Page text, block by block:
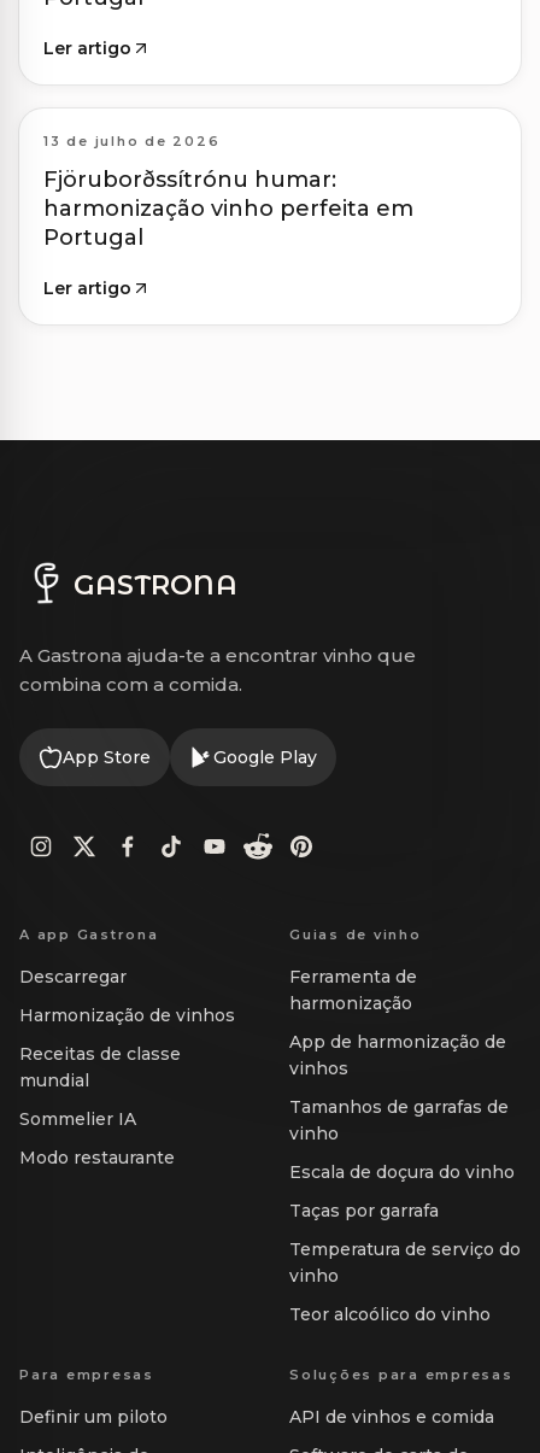
Ler artigo
13 de julho de 2026
Fjöruborðssítrónu humar:
harmonização vinho perfeita em
Portugal
Ler artigo
GASTRONA
A Gastrona ajuda-te a encontrar vinho que
combina com a comida.
App Store Google Play
A app Gastrona
Descarregar
Harmonização de vinhos
Receitas de classe
mundial
Sommelier IA
Modo restaurante
Guias de vinho
Ferramenta de
harmonização
App de harmonização de
vinhos
Tamanhos de garrafas de
vinho
Escala de doçura do vinho
Taças por garrafa
Temperatura de serviço do
vinho
Teor alcoólico do vinho
Para empresas
Definir um piloto
Soluções para empresas
API de vinhos e comida